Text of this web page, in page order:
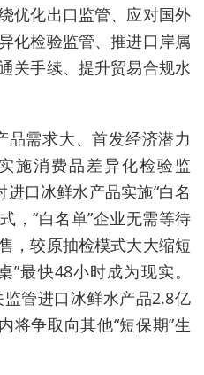
优化出口监管、应对国外
化检验监管、推进口岸属
关手续、提升贸易合规水
品需求大、首发经济潜力
施消费品差异化检验监
口冰鲜水产品实施“白名
，“白名单”企业无需等待
，较原抽检模式大大缩短
”最快48小时成为现实。
管进口冰鲜水产品2.8亿
将争取向其他“短保期”生